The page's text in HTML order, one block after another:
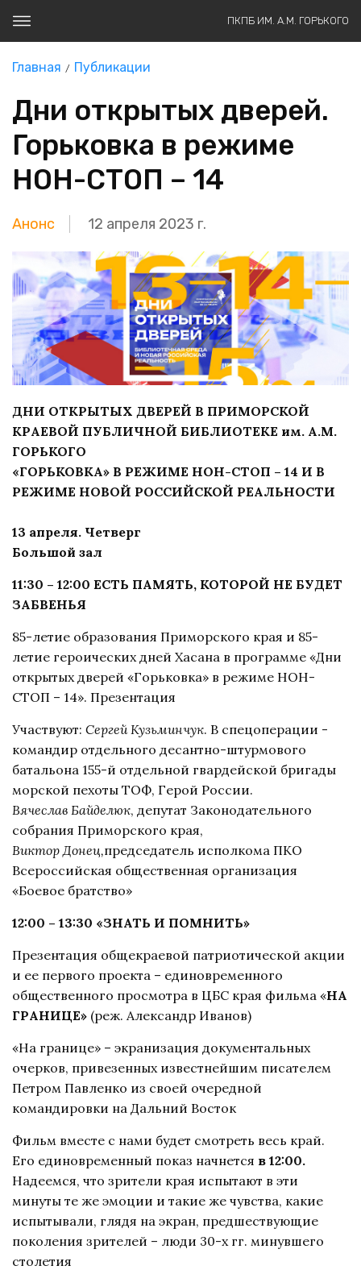
ПКПБ ИМ. А.М. ГОРЬКОГО
Главная Публикации
Дни открытых дверей.
Горьковка в режиме
НОН-СТОП – 14
Анонс 12 апреля 2023 г.
ДНИ ОТКРЫТЫХ ДВЕРЕЙ В ПРИМОРСКОЙ
КРАЕВОЙ ПУБЛИЧНОЙ БИБЛИОТЕКЕ им. А.М.
ГОРЬКОГО
«ГОРЬКОВКА» В РЕЖИМЕ НОН-СТОП – 14 И В
РЕЖИМЕ НОВОЙ РОССИЙСКОЙ РЕАЛЬНОСТИ
13 апреля. Четверг
Большой зал
11:30 – 12:00 ЕСТЬ ПАМЯТЬ, КОТОРОЙ НЕ БУДЕТ
ЗАБВЕНЬЯ
85-летие образования Приморского края и 85-
летие героических дней Хасана в программе «Дни
открытых дверей «Горьковка» в режиме НОН-
СТОП – 14». Презентация
Участвуют: Сергей Кузьминчук. В спецоперации -
командир отдельного десантно-штурмового
батальона 155-й отдельной гвардейской бригады
морской пехоты ТОФ, Герой России.
Вячеслав Байделюк, депутат Законодательного
собрания Приморского края,
Виктор Донец,председатель исполкома ПКО
Всероссийская общественная организация
«Боевое братство»
12:00 – 13:30 «ЗНАТЬ И ПОМНИТЬ»
Презентация общекраевой патриотической акции
и ее первого проекта – единовременного
общественного просмотра в ЦБС края фильма «НА
ГРАНИЦЕ» (реж. Александр Иванов)
«На границе» – экранизация документальных
очерков, привезенных известнейшим писателем
Петром Павленко из своей очередной
командировки на Дальний Восток
Фильм вместе с нами будет смотреть весь край.
Его единовременный показ начнется в 12:00.
Надеемся, что зрители края испытают в эти
минуты те же эмоции и такие же чувства, какие
испытывали, глядя на экран, предшествующие
поколения зрителей – люди 30-х гг. минувшего
столетия